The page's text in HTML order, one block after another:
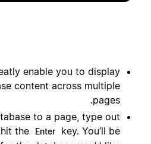
enable you to display
content across multiple
pages.
to a page, type out
the Enter
key. You’ll be